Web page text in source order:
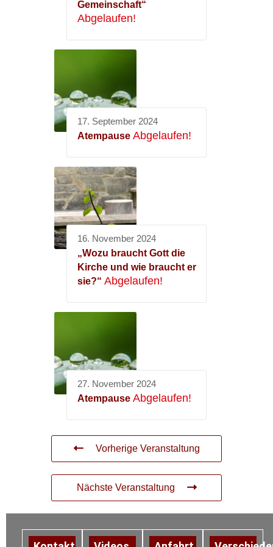
Gemeinschaft“
Abgelaufen!
17. September 2024
Atempause Abgelaufen!
16. November 2024
„Wozu braucht Gott die
Kirche und wie braucht er
sie?“ Abgelaufen!
27. November 2024
Atempause Abgelaufen!
Vorherige Veranstaltung
Nächste Veranstaltung